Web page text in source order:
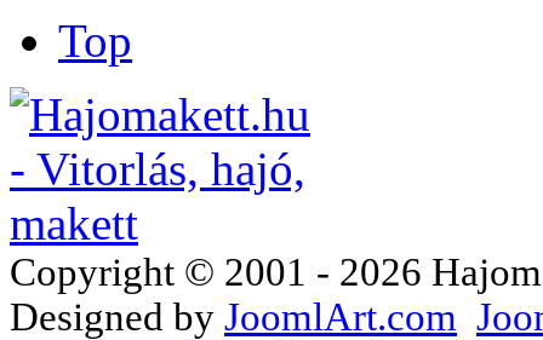
Top
Copyright © 2001 - 2026
Designed by JoomlArt.com